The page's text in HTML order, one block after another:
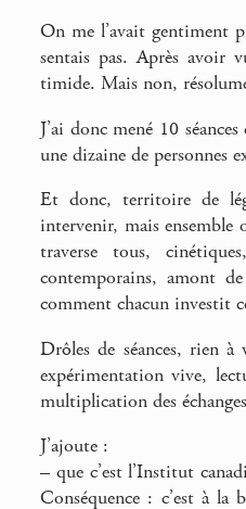
On me l’avait gentiment
sentais pas. Après avoir
timide. Mais non,
J’ai donc mené 10
une dizaine de personnes
Et donc, territoire de
intervenir, mais
traverse tous,
contemporains, amont
comment chacun investit
Drôles de séances, rien
expérimentation vive,
multiplication des
J’ajoute :
– que c’est l’Institut
Conséquence : c’est à la